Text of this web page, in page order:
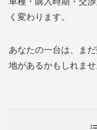
く変わります。
あなたの一台は、ま
地があるかもしれませ